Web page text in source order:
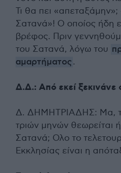
Τι θα πει
Σατανά»! Ο οποίος ήδη
βρέφος. Πριν
του Σατανά, λόγω του
αμαρτήματος.
Δ.Δ.: Από εκεί ξεκινάνε
Δ. ΔΗΜΗΤΡΙΑΔΗΣ: Μα,
τριών μηνών θεωρείται
Σατανά; Ολο το
Εκκλησίας είναι η